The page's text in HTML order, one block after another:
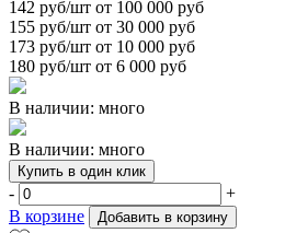
142 руб/шт от 100 000 руб
155 руб/шт от 30 000 руб
173 руб/шт от 10 000 руб
180 руб/шт от 6 000 руб
В наличии: много
В наличии: много
Купить в один клик
-
+
В корзине
Добавить в корзину